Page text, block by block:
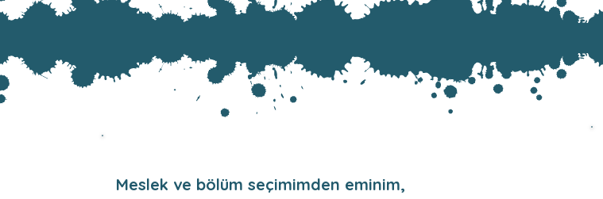
Meslek ve bölüm seçimimden eminim,